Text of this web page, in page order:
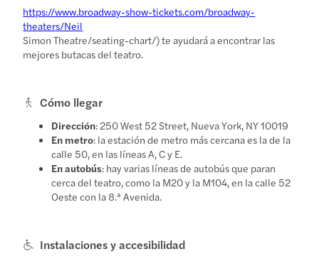
https://www.broadway-show-tickets.com/broadway-
theaters/Neil
Simon Theatre/seating-chart/) te ayudará a encontrar las
mejores butacas del teatro.
Cómo llegar
Dirección: 250 West 52 Street, Nueva York, NY 10019
En metro: la estación de metro más cercana es la de la
calle 50, en las líneas A, C y E.
En autobús: hay varias líneas de autobús que paran
cerca del teatro, como la M20 y la M104, en la calle 52
Oeste con la 8.ª Avenida.
Instalaciones y accesibilidad